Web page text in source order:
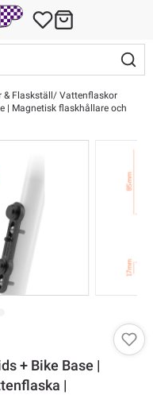
Flaskställ
Vattenflaskor
| Magnetisk flaskhållare och
+ Bike Base |
|